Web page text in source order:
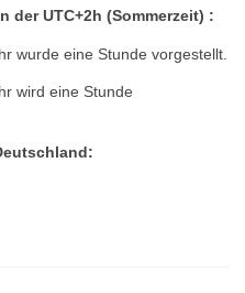
der UTC+2h (Sommerzeit) :
wurde eine Stunde vorgestellt.
wird eine Stunde